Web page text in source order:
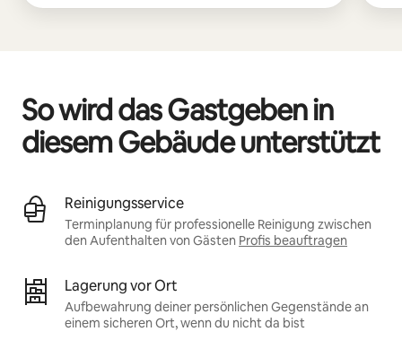
So wird das Gastgeben in
diesem Gebäude unterstützt
Reinigungsservice
Terminplanung für professionelle Reinigung zwischen
den Aufenthalten von Gästen Profis beauftragen
Lagerung vor Ort
Aufbewahrung deiner persönlichen Gegenstände an
einem sicheren Ort, wenn du nicht da bist